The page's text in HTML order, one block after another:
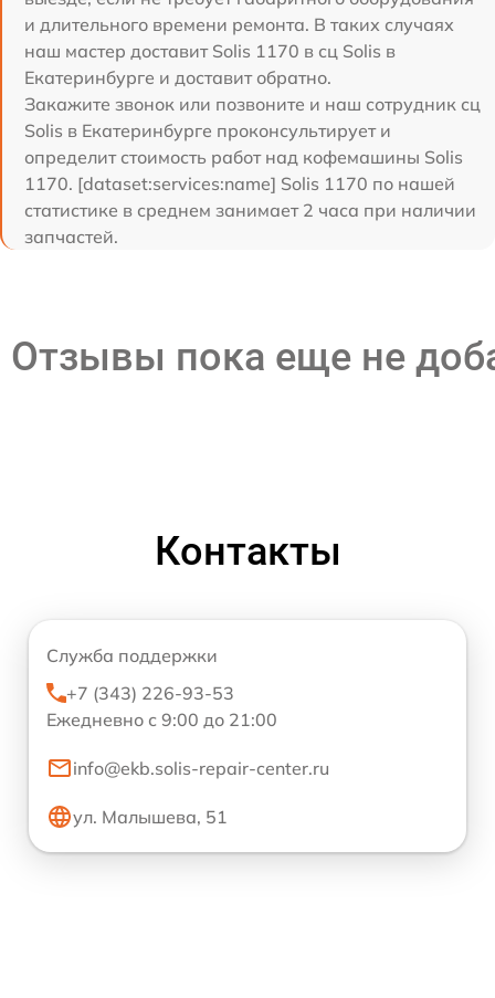
и длительного времени ремонта. В таких случаях
наш мастер доставит Solis 1170 в сц Solis в
Екатеринбурге и доставит обратно.
Закажите звонок или позвоните и наш сотрудник сц
Solis в Екатеринбурге проконсультирует и
определит стоимость работ над кофемашины Solis
1170. [dataset:services:name] Solis 1170 по нашей
статистике в среднем занимает 2 часа при наличии
запчастей.
Отзывы пока еще не
Контакты
Служба поддержки
+7 (343) 226-93-53
Ежедневно с 9:00 до 21:00
info@ekb.solis-repair-center.ru
ул. Малышева, 51